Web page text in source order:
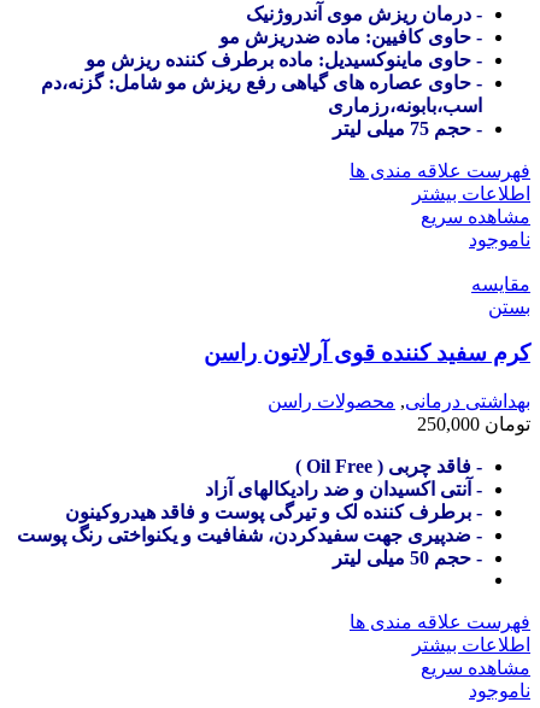
- درمان ریزش موی آندروژنیک
- حاوی کافیین: ماده ضدریزش مو
- حاوی ماینوکسیدیل: ماده برطرف کننده ریزش مو
- حاوی عصاره های گیاهی رفع ریزش مو شامل: گزنه،دم
اسب،بابونه،رزماری
- حجم 75 میلی لیتر
فهرست علاقه مندی ها
اطلاعات بیشتر
مشاهده سریع
ناموجود
مقایسه
بستن
کرم سفید کننده قوی آرلاتون راسن
بهداشتی درمانی, محصولات راسن
تومان
- فاقد چربی ( Oil Free )
- آنتی اکسیدان و ضد رادیکالهای آزاد
- برطرف کننده لک و تیرگی پوست و فاقد هیدروکینون
- ضدپیری جهت سفیدکردن، شفافیت و یکنواختی رنگ پوست
- حجم 50 میلی لیتر
فهرست علاقه مندی ها
اطلاعات بیشتر
مشاهده سریع
ناموجود